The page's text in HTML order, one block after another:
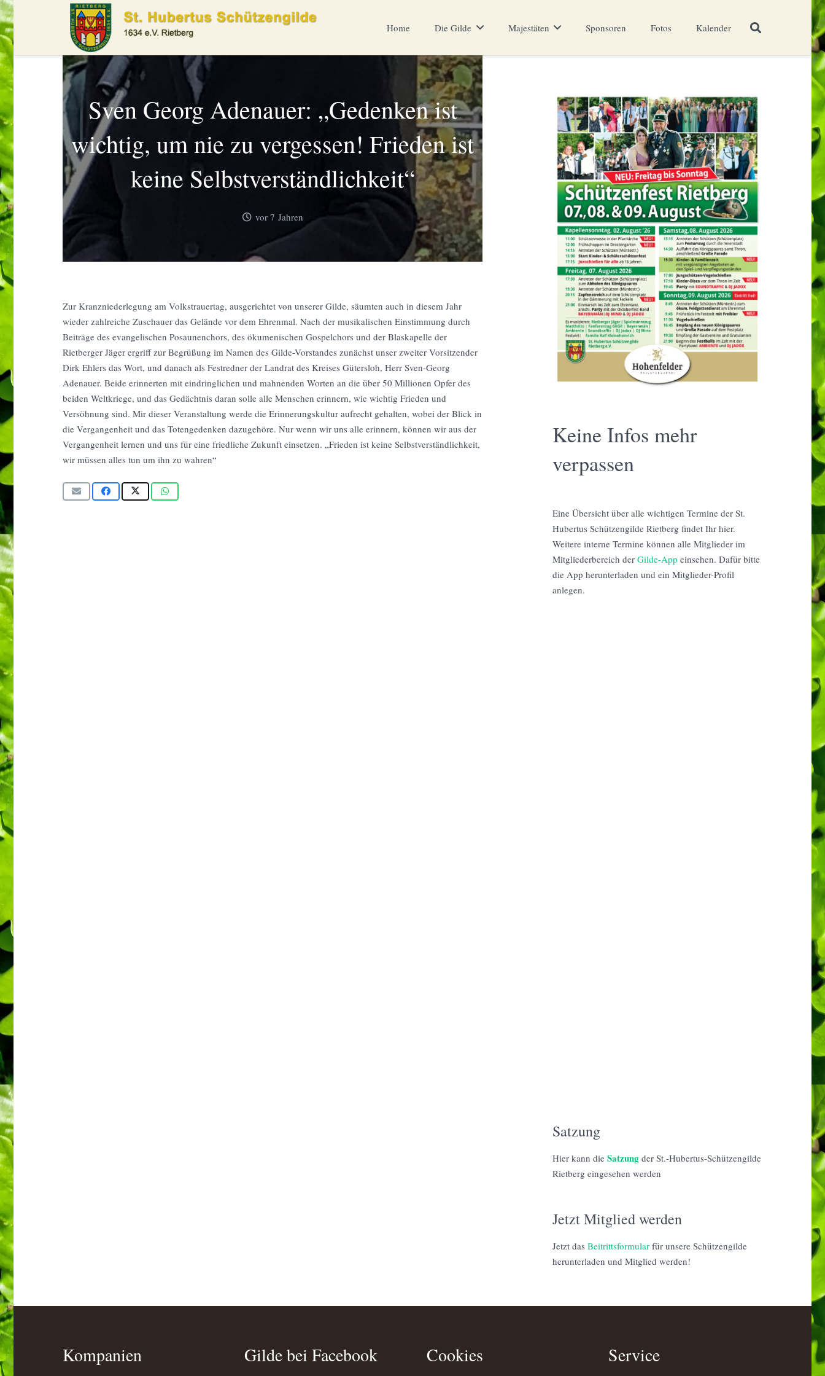
Home Die Gilde Majestäten Sponsoren Fotos Kalender
Sven Georg Adenauer: „Gedenken ist
wichtig, um nie zu vergessen! Frieden ist
keine Selbstverständlichkeit“
vor 7 Jahren
Zur Kranzniederlegung am Volkstrauertag, ausgerichtet von unserer Gilde, säumten auch in diesem Jahr
wieder zahlreiche Zuschauer das Gelände vor dem Ehrenmal. Nach der musikalischen Einstimmung durch
Beiträge des evangelischen Posaunenchors, des ökumenischen Gospelchors und der Blaskapelle der
Rietberger Jäger ergriff zur Begrüßung im Namen des Gilde-Vorstandes zunächst unser zweiter Vorsitzender
Dirk Ehlers das Wort, und danach als Festredner der Landrat des Kreises Gütersloh, Herr Sven-Georg
Adenauer. Beide erinnerten mit eindringlichen und mahnenden Worten an die über 50 Millionen Opfer des
beiden Weltkriege, und das Gedächtnis daran solle alle Menschen erinnern, wie wichtig Frieden und
Versöhnung sind. Mir dieser Veranstaltung werde die Erinnerungskultur aufrecht gehalten, wobei der Blick in
die Vergangenheit und das Totengedenken dazugehöre. Nur wenn wir uns alle erinnern, können wir aus der
Vergangenheit lernen und uns für eine friedliche Zukunft einsetzen. „Frieden ist keine Selbstverständlichkeit,
wir müssen alles tun um ihn zu wahren“
Keine Infos mehr
verpassen
Eine Übersicht über alle wichtigen Termine der St.
Hubertus Schützengilde Rietberg findet Ihr hier.
Weitere interne Termine können alle Mitglieder im
Mitgliederbereich der Gilde-App einsehen. Dafür bitte
die App herunterladen und ein Mitglieder-Profil
anlegen.
Satzung
Hier kann die Satzung der St.-Hubertus-Schützengilde
Rietberg eingesehen werden
Jetzt Mitglied werden
Jetzt das Beitrittsformular für unsere Schützengilde
herunterladen und Mitglied werden!
Kompanien Gilde bei Facebook Cookies Service